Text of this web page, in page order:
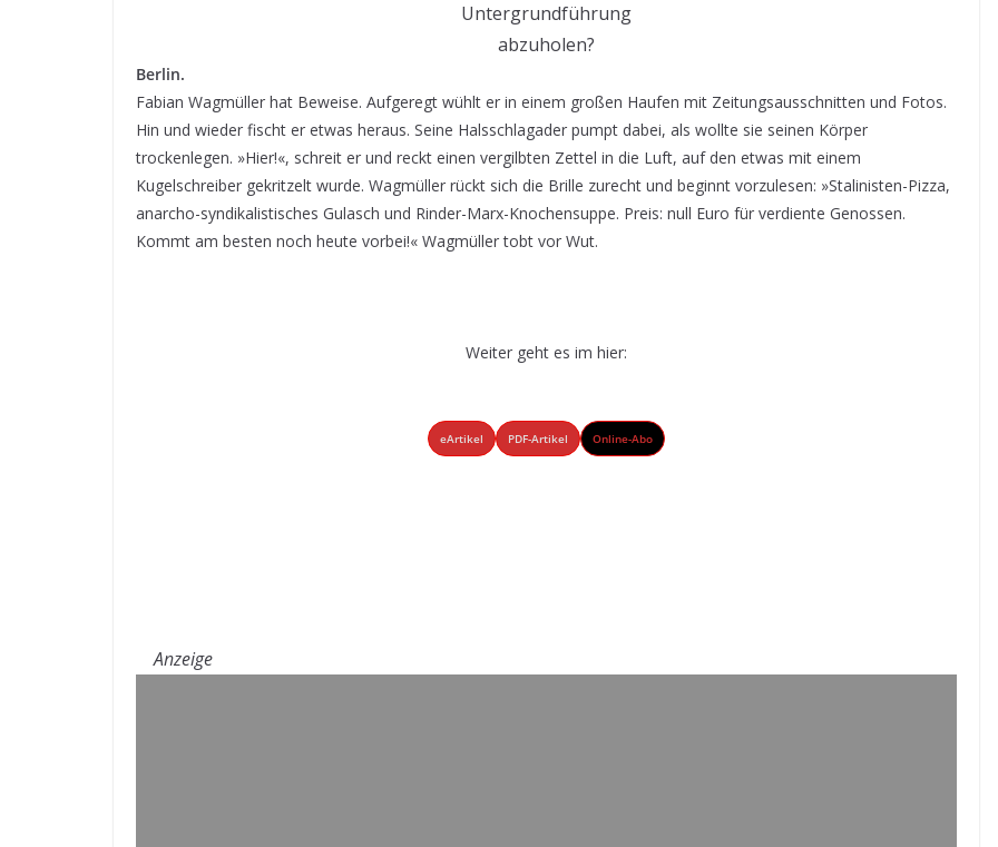
Untergrundführung
abzuholen?
Berlin.
Fabian Wagmüller hat Beweise. Aufgeregt wühlt er in einem großen Haufen mit Zeitungsausschnitten und Fotos.
Hin und wieder fischt er etwas heraus. Seine Halsschlagader pumpt dabei, als wollte sie seinen Körper
trockenlegen. »Hier!«, schreit er und reckt einen vergilbten Zettel in die Luft, auf den etwas mit einem
Kugelschreiber gekritzelt wurde. Wagmüller rückt sich die Brille zurecht und beginnt vorzulesen: »Stalinisten-Pizza,
anarcho-syndikalistisches Gulasch und Rinder-Marx-Knochensuppe. Preis: null Euro für verdiente Genossen.
Kommt am besten noch heute vorbei!« Wagmüller tobt vor Wut.
Weiter geht es im hier:
eArtikel PDF-Artikel Online-Abo
Anzeige